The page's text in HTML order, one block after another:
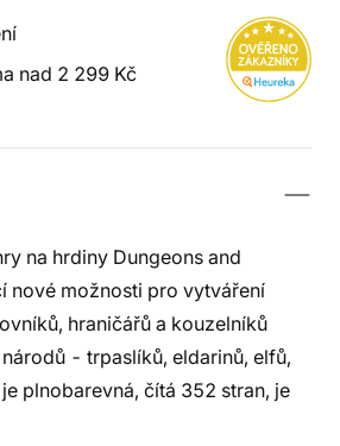
nad 2 299 Kč
na hrdiny Dungeons and
nové možnosti pro vytváření
hraničářů a kouzelníků
- trpaslíků, eldarinů, elfů,
plnobarevná, čítá 352 stran, je